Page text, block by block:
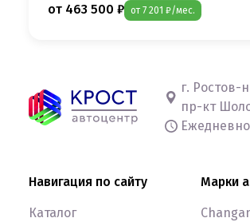
от 463 500 ₽ от 7 201 ₽/мес.
г. Ростов-
пр-кт
Навигация по сайту
Каталог
Марки